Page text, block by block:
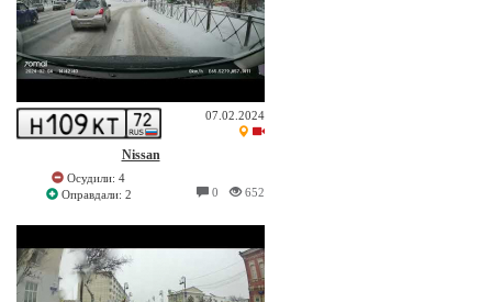
07.02.2024
Nissan
Осудили: 4
Оправдали: 2
652
0